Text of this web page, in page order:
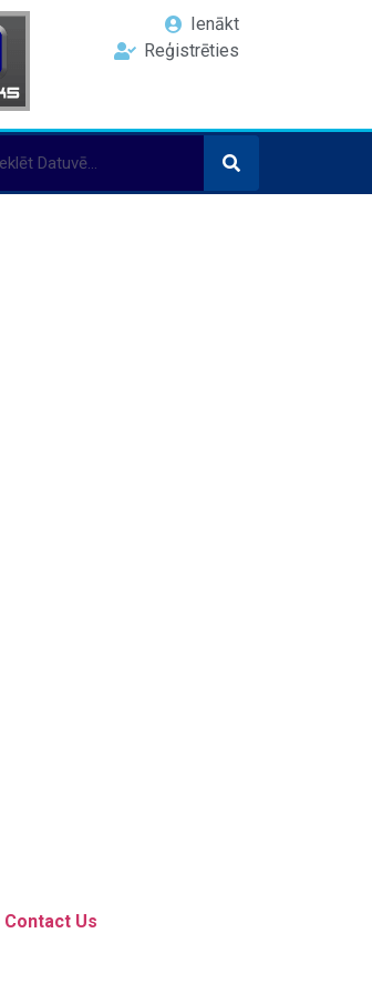
Ienākt
Reģistrēties
Contact Us